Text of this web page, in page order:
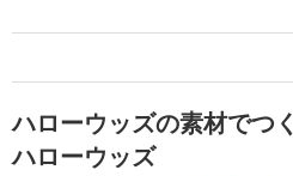
ハローウッズの素材でつ
ハローウッズ